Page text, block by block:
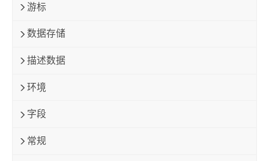
游标
数据存储
描述数据
环境
字段
常规